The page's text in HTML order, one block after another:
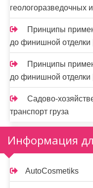
геологоразведочных
Принципы
до финишной отделки
Принципы
до финишной отделки
Садово-
транспорт груза
Информация
AutoCosmetiks